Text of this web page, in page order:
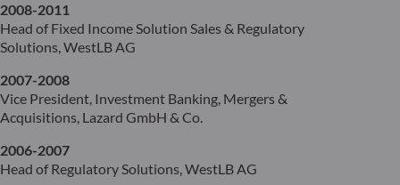
2008-2011
Head of Fixed Income Solution Sales & Regulatory
Solutions, WestLB AG
2007-2008
Vice President, Investment Banking, Mergers &
Acquisitions, Lazard GmbH & Co.
2006-2007
Head of Regulatory Solutions, WestLB AG